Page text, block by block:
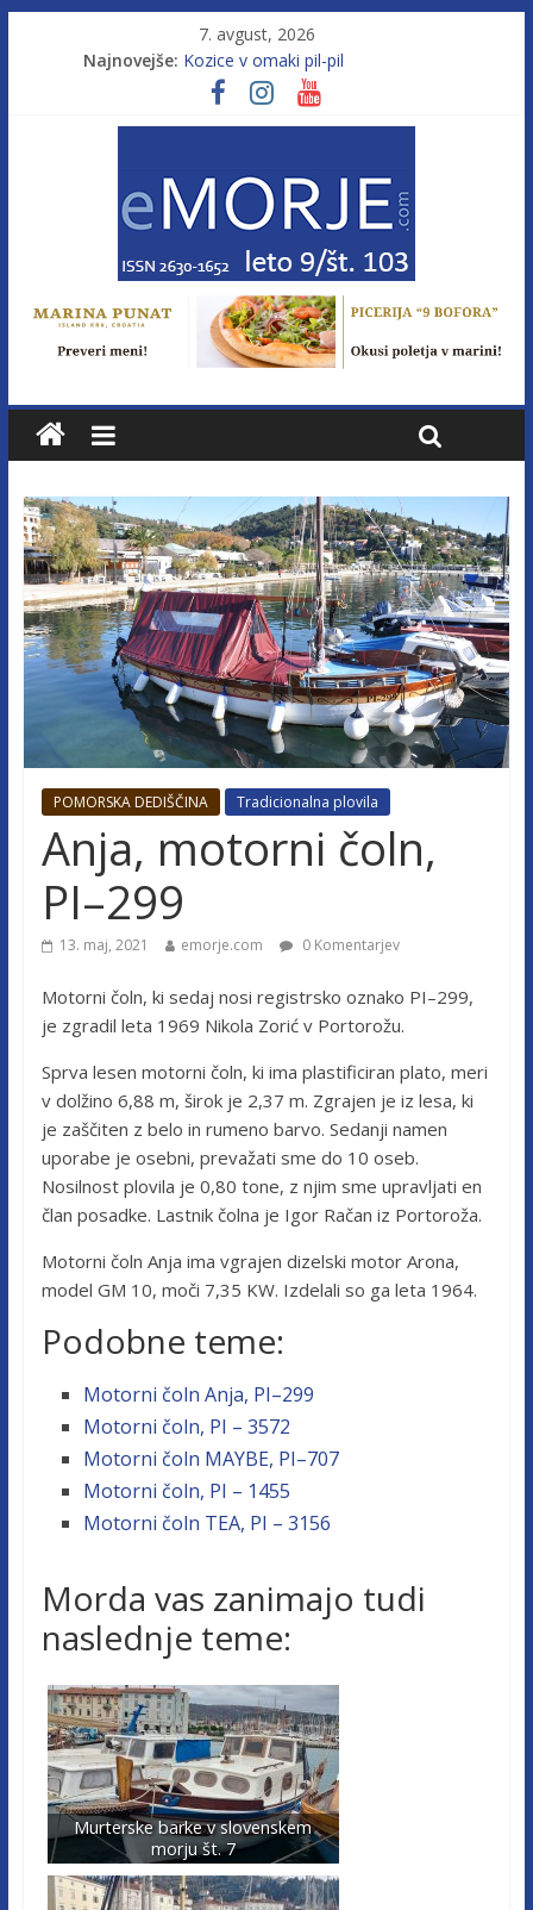
7. avgust, 2026
Najnovejše: Kozice v omaki pil-pil
Leto 9, št. 103; Licenca brez morja
Od morja do gorja 11
POMORSKA DEDIŠČINA Tradicionalna plovila
Anja, motorni čoln,
PI–299
13. maj, 2021 emorje.com 0 Komentarjev
Motorni čoln, ki sedaj nosi registrsko oznako PI–299,
je zgradil leta 1969 Nikola Zorić v Portorožu.
Sprva lesen motorni čoln, ki ima plastificiran plato, meri
v dolžino 6,88 m, širok je 2,37 m. Zgrajen je iz lesa, ki
je zaščiten z belo in rumeno barvo. Sedanji namen
uporabe je osebni, prevažati sme do 10 oseb.
Nosilnost plovila je 0,80 tone, z njim sme upravljati en
član posadke. Lastnik čolna je Igor Račan iz Portoroža.
Motorni čoln Anja ima vgrajen dizelski motor Arona,
model GM 10, moči 7,35 KW. Izdelali so ga leta 1964.
Podobne teme:
Motorni čoln Anja, PI–299
Motorni čoln, PI – 3572
Motorni čoln MAYBE, PI–707
Motorni čoln, PI – 1455
Motorni čoln TEA, PI – 3156
Morda vas zanimajo tudi
naslednje teme:
Murterske barke v slovenskem
morju št. 7